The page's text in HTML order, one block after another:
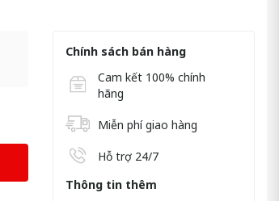
Chính sách bán hàng
Cam kết 100% chính
hãng
Miễn phí giao hàng
Hỗ trợ 24/7
Thông tin thêm